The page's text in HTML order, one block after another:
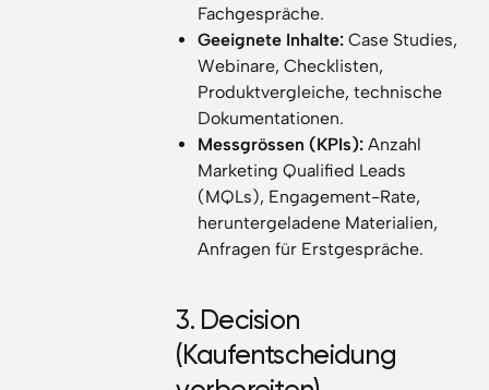
Fachgespräche.
Geeignete Inhalte:Case Studies,
Webinare, Checklisten,
Produktvergleiche, technische
Dokumentationen.
Messgrössen (KPIs):Anzahl
Marketing Qualified Leads
(MQLs), Engagement-Rate,
heruntergeladene Materialien,
Anfragen für Erstgespräche.
3. Decision
(Kaufentscheidung